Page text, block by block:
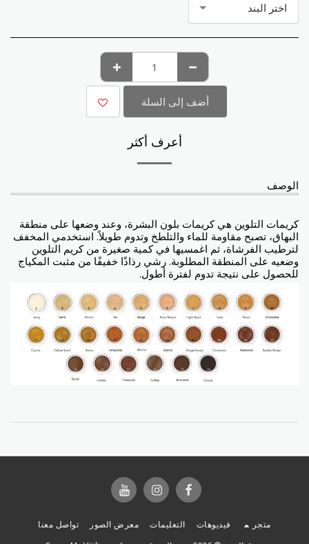
اختر البند
أضف إلى السلة
أعرف أكثر
الوصف
كريمات التلوين هي كريمات بلون البشرة، وعند وضعها على منطقة
البهاق، تصبح مقاومة للماء والتلطخ وتدوم طويلاً. استخدمي المخفف
لترطيب الفرشاة، ثم اغمسيها في كمية صغيرة من كريم التلوين
وضعيه على المنطقة المطلوبة. رشي رذاذًا خفيفًا من مثبت المكياج
للحصول على نتيجة تدوم لفترة أطول.
متجر فيديوهات التعليمات معرض الصور
تواصل معنا